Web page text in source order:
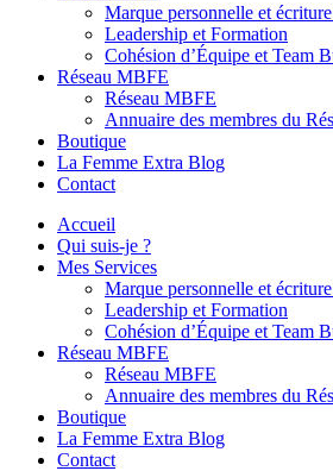
Marque personnelle et
Leadership et Formation
Cohésion d’Équipe et Team
Réseau MBFE
Réseau MBFE
Annuaire des membres du
Boutique
La Femme Extra Blog
Contact
Accueil
Qui suis-je ?
Mes Services
Marque personnelle et
Leadership et Formation
Cohésion d’Équipe et Team
Réseau MBFE
Réseau MBFE
Annuaire des membres du
Boutique
La Femme Extra Blog
Contact